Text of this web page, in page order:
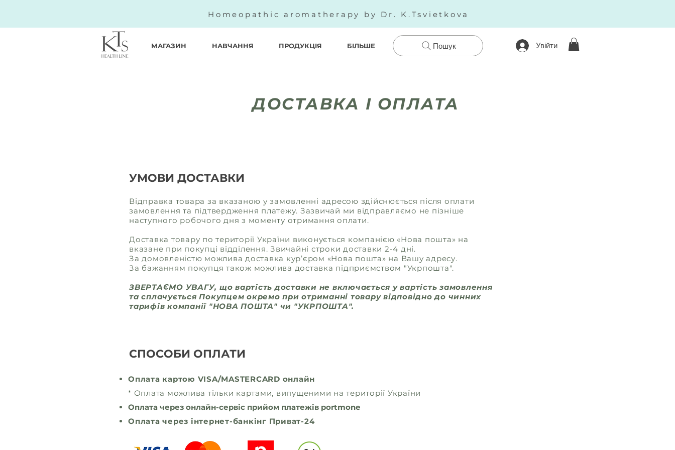
Homeopathic aromatherapy by Dr. K.Tsvietkova
МАГАЗИН НАВЧАННЯ ПРОДУКЦІЯ БІЛЬШЕ Пошук Увійти
ДОСТАВКА І ОПЛАТА
УМОВИ ДОСТАВКИ
Відправка товара за вказаною у замовленні адресою здійснюється після оплати
замовлення та підтвердження платежу. Зазвичай ми відправляємо не пізніше
наступного робочого дня з моменту отримання оплати.
Доставка товару по території України виконується компанією «Нова пошта» на
вказане при покупці відділення. Звичайні строки доставки 2-4 дні.
За домовленістю можлива доставка кур’єром «Нова пошта» на Вашу адресу.
За бажанням покупця також можлива доставка підприємством "Укрпошта".
ЗВЕРТАЄМО УВАГУ, що вартість доставки не включається у вартість замовлення
та сплачується Покупцем окремо при отриманні товару відповідно до чинних
тарифів компанії "НОВА ПОШТА" чи "УКРПОШТА".
СПОСОБИ ОПЛАТИ
Оплата картою VISA/MASTERCARD онлайн
* Оплата можлива тільки картами, випущеними на території України
Оплата через онлайн-сервіс прийом платежів portmone
Оплата через інтернет-банкінг Приват-24